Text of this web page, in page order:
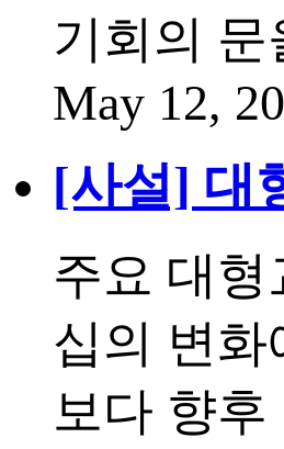
기회의
May 12,
[사설] 대
주요 대
십의 변
보다 향